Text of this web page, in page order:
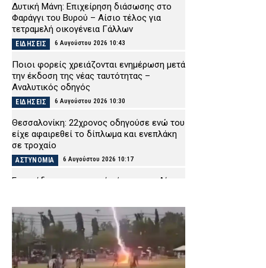
Δυτική Μάνη: Επιχείρηση διάσωσης στο
Φαράγγι του Βυρού – Αίσιο τέλος για
τετραμελή οικογένεια Γάλλων
ΕΙΔΗΣΕΙΣ 6 Αυγούστου 2026 10:43
Ποιοι φορείς χρειάζονται ενημέρωση μετά
την έκδοση της νέας ταυτότητας –
Αναλυτικός οδηγός
ΕΙΔΗΣΕΙΣ 6 Αυγούστου 2026 10:30
Θεσσαλονίκη: 22χρονος οδηγούσε ενώ του
είχε αφαιρεθεί το δίπλωμα και ενεπλάκη
σε τροχαίο
ΑΣΤΥΝΟΜΙΑ 6 Αυγούστου 2026 10:17
Επεισόδιο σε νυχτερινό κέντρο στο Αίγιο:
την ΕΛ.ΑΣ.
ΑΣΤΥΝΟΜΙΑ 6 Αυγούστου 2026 10:03
Ηράκλειο: Συνελήφθη 73χρονος για την
ισχυρή έκρηξη έξω από φούρνο